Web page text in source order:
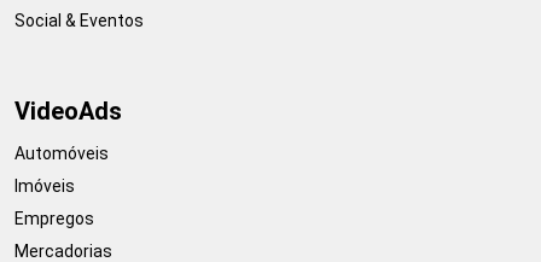
Social & Eventos
VideoAds
Automóveis
Imóveis
Empregos
Mercadorias